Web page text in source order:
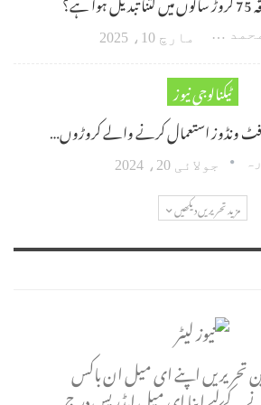
رانا محمد امین اکبر مارچ 10، 2025
ٹیکنالوجی نیوز
ونڈوز استعمال کرنے والے کروڑوں…
جولائی 20، 2024
مزید تحریریں دیکھیں
تحریریں اپنے ای میل ان باکس